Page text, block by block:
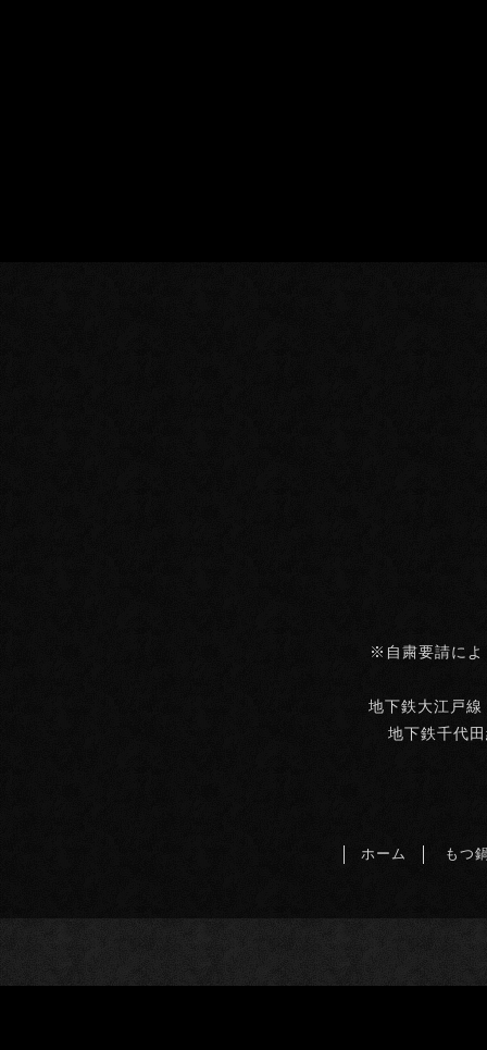
※自粛要請によ
地下鉄大江戸
地下鉄千代
ホーム もつ